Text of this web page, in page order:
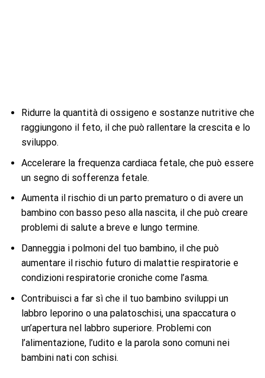
Ridurre la quantità di ossigeno e sostanze nutritive che
raggiungono il feto, il che può rallentare la crescita e lo
sviluppo.
Accelerare la frequenza cardiaca fetale, che può essere
un segno di sofferenza fetale.
Aumenta il rischio di un parto prematuro o di avere un
bambino con basso peso alla nascita, il che può creare
problemi di salute a breve e lungo termine.
Danneggia i polmoni del tuo bambino, il che può
aumentare il rischio futuro di malattie respiratorie e
condizioni respiratorie croniche come l’asma.
Contribuisci a far sì che il tuo bambino sviluppi un
labbro leporino o una palatoschisi, una spaccatura o
un’apertura nel labbro superiore. Problemi con
l’alimentazione, l’udito e la parola sono comuni nei
bambini nati con schisi.